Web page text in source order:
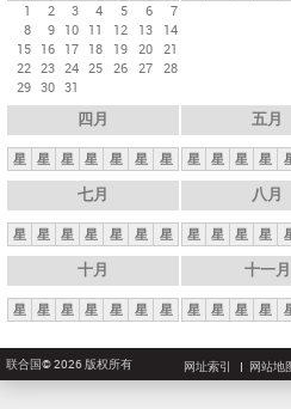
1
2 3 4 5 6
7
8
9 10 11 12 13
14
15 16 17 18 19 20 21
22 23 24 25 26 27 28
29 30 31
四月
星 星 星 星 星 星 星
五月
星 星 星 星
七月
星 星 星 星 星 星 星
八月
星 星 星 星
十月
星 星 星 星 星 星 星
十一月
星 星 星 星
联合国© 2026 版权所有 网址索引 网站地